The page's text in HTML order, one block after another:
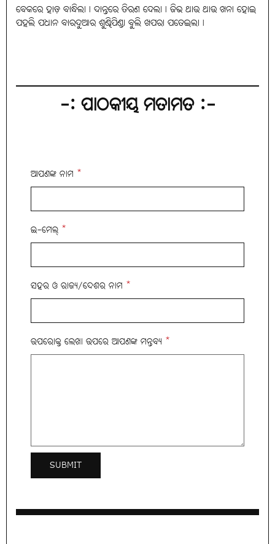
ବେକରେ ହାଡ଼ ବାନ୍ଧିଲା। ଦାନ୍ତରେ ତିରଣ ଦେଲା। ଜିଭ ଥାଉ ଥାଉ ଖନା ହୋଇ
ପହଲି ପଧାନ ବାରଦୁଆର ଶୁଣ୍ଢିପିଣ୍ଡା ବୁଲି ଖପରା ପତେଇଲା।
-: ପାଠକୀୟ ମତାମତ :-
ଆପଣଙ୍କ ନାମ *
ଇ-ମେଲ୍ *
ସହର ଓ ରାଜ୍ୟ/ଦେଶର ନାମ *
ଉପରୋକ୍ତ ଲେଖା ଉପରେ ଆପଣଙ୍କ ମନ୍ତବ୍ୟ *